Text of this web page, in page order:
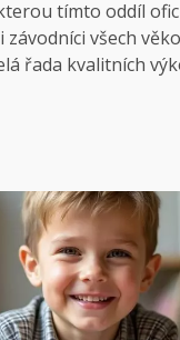
tímto oddíl
všech
řada kvalitních